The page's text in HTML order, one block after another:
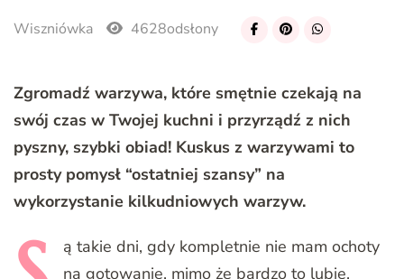
Wiszniówka 4628odsłony
Zgromadź warzywa, które smętnie czekają na
swój czas w Twojej kuchni i przyrządź z nich
pyszny, szybki obiad! Kuskus z warzywami to
prosty pomysł “ostatniej szansy” na
wykorzystanie kilkudniowych warzyw.
ą takie dni, gdy kompletnie nie mam ochoty
na gotowanie, mimo że bardzo to lubię.